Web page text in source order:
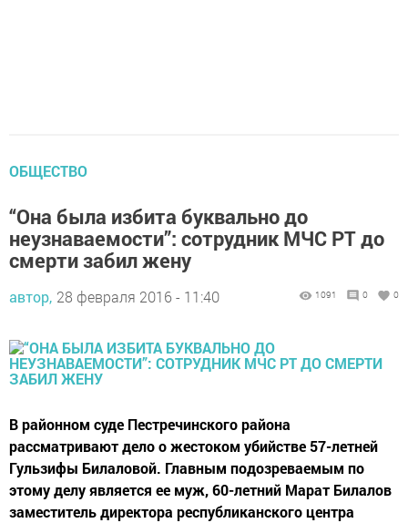
ОБЩЕСТВО
“Она была избита буквально до
неузнаваемости”: сотрудник МЧС РТ до
смерти забил жену
автор, 28 февраля 2016 - 11:40 1091 0 0
В районном суде Пестречинского района
рассматривают дело о жестоком убийстве 57-летней
Гульзифы Билаловой. Главным подозреваемым по
этому делу является ее муж, 60-летний Марат Билалов
заместитель директора республиканского центра